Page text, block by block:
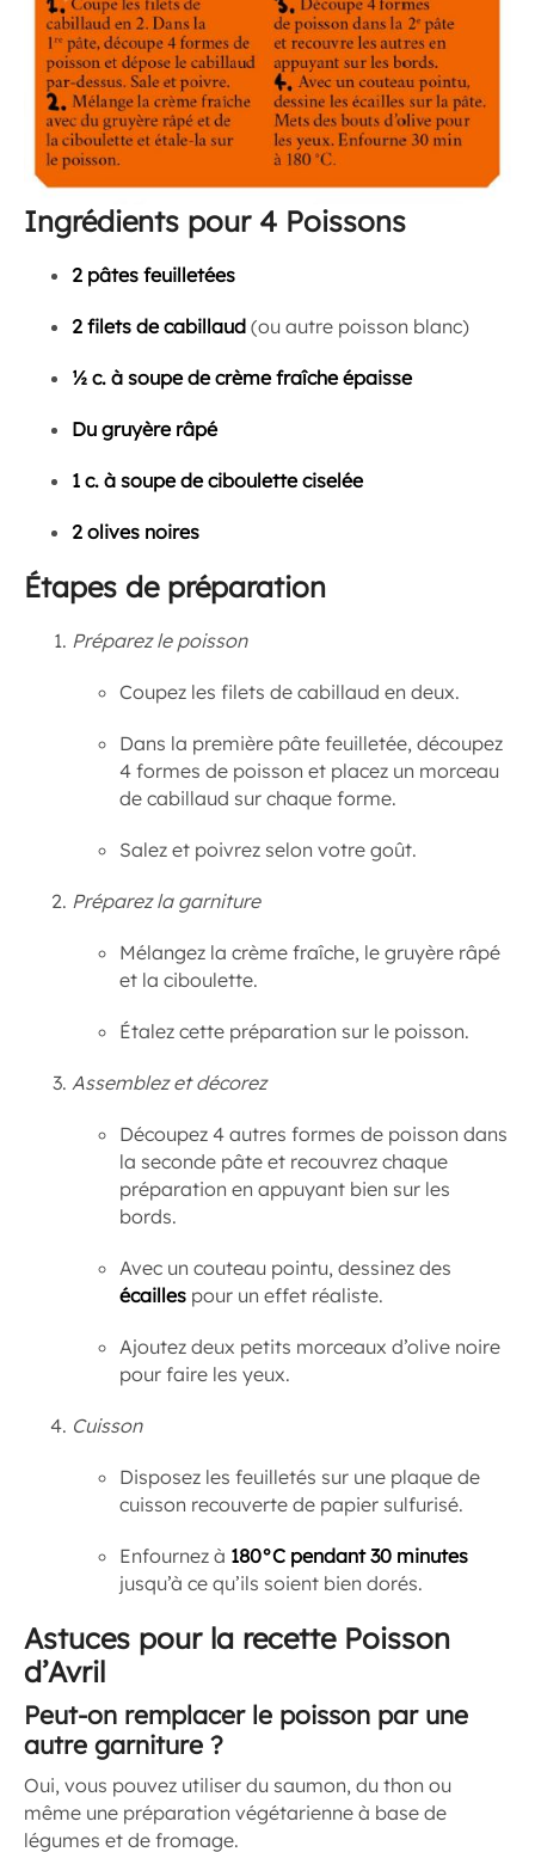
Ingrédients pour 4 Poissons
2 pâtes feuilletées
2 filets de cabillaud (ou autre poisson blanc)
½ c. à soupe de crème fraîche épaisse
Du gruyère râpé
1 c. à soupe de ciboulette ciselée
2 olives noires
Étapes de préparation
Préparez le poisson
Coupez les filets de cabillaud en deux.
Dans la première pâte feuilletée, découpez
4 formes de poisson et placez un morceau
de cabillaud sur chaque forme.
Salez et poivrez selon votre goût.
Préparez la garniture
Mélangez la crème fraîche, le gruyère râpé
et la ciboulette.
Étalez cette préparation sur le poisson.
Assemblez et décorez
Découpez 4 autres formes de poisson dans
la seconde pâte et recouvrez chaque
préparation en appuyant bien sur les
bords.
Avec un couteau pointu, dessinez des
écailles pour un effet réaliste.
Ajoutez deux petits morceaux d’olive noire
pour faire les yeux.
Cuisson
Disposez les feuilletés sur une plaque de
cuisson recouverte de papier sulfurisé.
Enfournez à 180°C pendant 30 minutes
jusqu’à ce qu’ils soient bien dorés.
Astuces pour la recette Poisson
d’Avril
Peut-on remplacer le poisson par une
autre garniture ?
Oui, vous pouvez utiliser du saumon, du thon ou
même une préparation végétarienne à base de
légumes et de fromage.